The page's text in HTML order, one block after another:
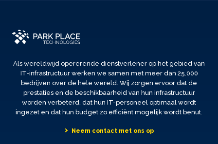
Als wereldwijd opererende dienstverlener op het gebied van
IT-infrastructuur werken we samen met meer dan 25.000
bedrijven over de hele wereld. Wij zorgen ervoor dat de
prestaties en de beschikbaarheid van hun infrastructuur
worden verbeterd, dat hun IT-personeel optimaal wordt
ingezet en dat hun budget zo efficiënt mogelijk wordt benut.
Neem contact met ons op